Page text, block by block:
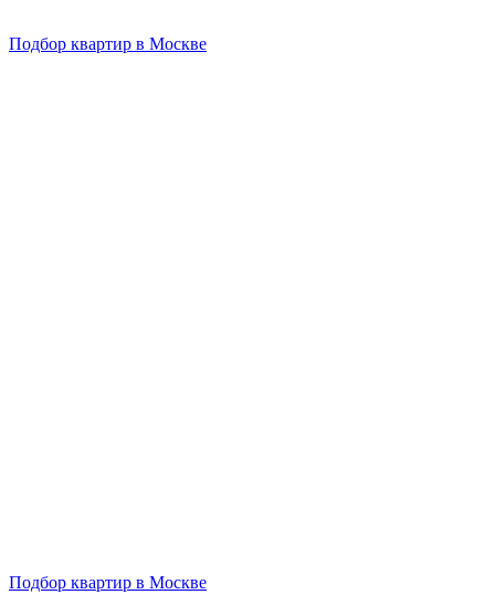
Подбор квартир в Москве
Подбор квартир в Москве